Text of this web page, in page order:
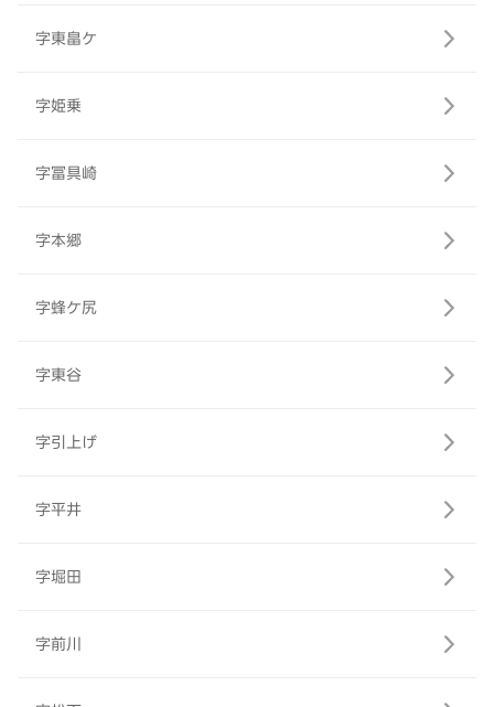
字東畠ケ
字姫乗
字冨具崎
字本郷
字蜂ケ尻
字東谷
字引上げ
字平井
字堀田
字前川